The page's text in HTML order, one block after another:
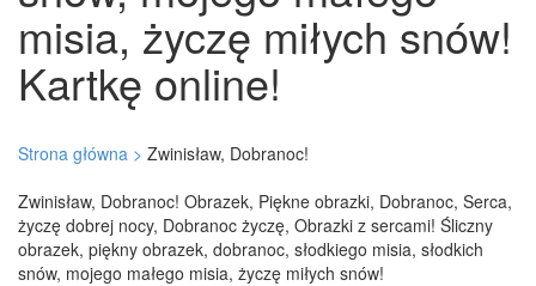
misia, życzę miłych snów!
Kartkę online!
Strona główna > Zwinisław, Dobranoc!
Zwinisław, Dobranoc! Obrazek, Piękne obrazki, Dobranoc, Serca,
życzę dobrej nocy, Dobranoc życzę, Obrazki z sercami! Śliczny
obrazek, piękny obrazek, dobranoc, słodkiego misia, słodkich
snów, mojego małego misia, życzę miłych snów!